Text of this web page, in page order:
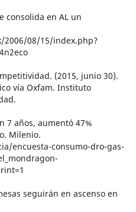
consolida en AL un
08/15/index.php?
(2015, junio 30).
vía Oxfam. Instituto
7 años, aumentó 47%
Milenio.
encuesta-consumo-dro-gas-
seguirán en ascenso en